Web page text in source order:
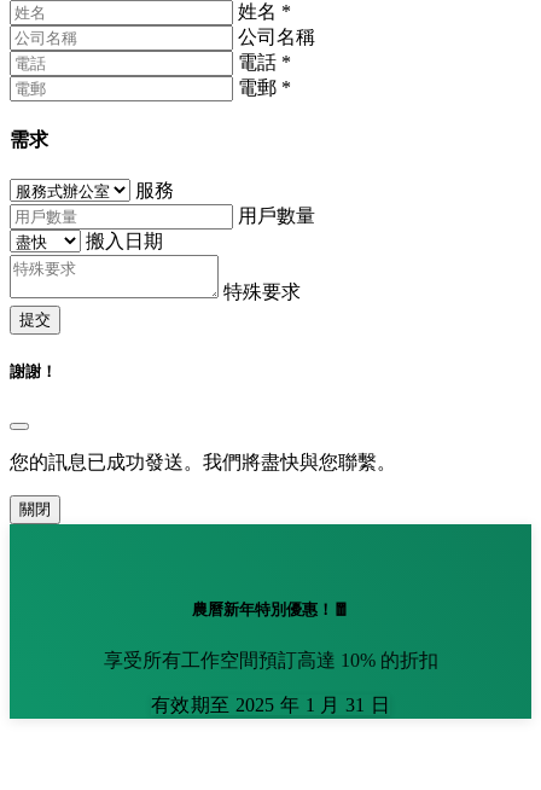
姓名 *
公司名稱
電話 *
電郵 *
需求
服務
用戶數量
搬入日期
特殊要求
提交
謝謝！
您的訊息已成功發送。我們將盡快與您聯繫。
關閉
農曆新年特別優惠！🧧
享受所有工作空間預訂高達 10% 的折扣
有效期至 2025 年 1 月 31 日